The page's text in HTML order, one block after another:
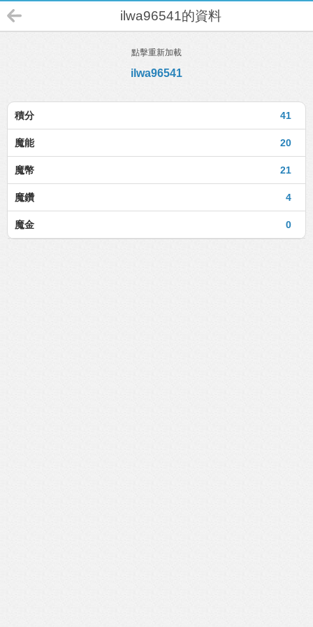
ilwa96541的資料
點擊重新加載
ilwa96541
41
積分
20
魔能
21
魔幣
4
魔鑽
0
魔金